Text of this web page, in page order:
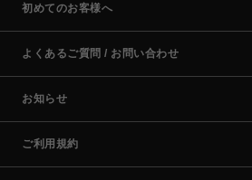
初めてのお客様へ
よくあるご質問 / お問い合わせ
お知らせ
ご利用規約